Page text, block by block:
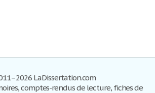
LaDissertation.com
comptes-rendus de lecture, fiches de